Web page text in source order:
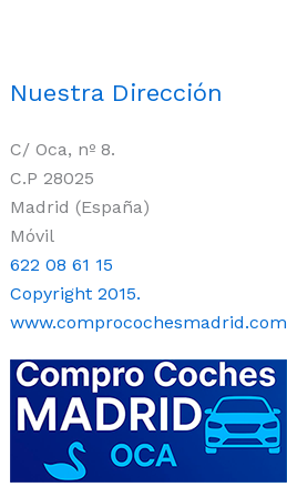
Nuestra Dirección
C/ Oca, nº 8.
C.P 28025
Madrid (España)
Móvil
622 08 61 15
Copyright 2015.
www.comprocochesmadrid.com